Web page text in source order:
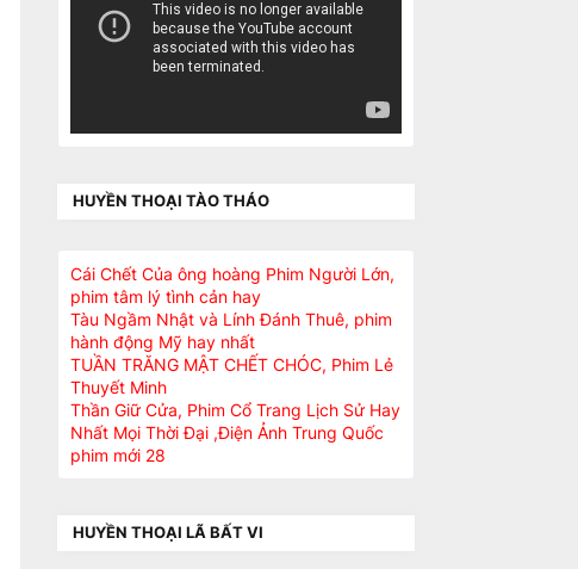
HUYỀN THOẠI TÀO THÁO
Cái Chết Của ông hoàng Phim Người Lớn,
phim tâm lý tình cản hay
Tàu Ngầm Nhật và Lính Đánh Thuê, phim
hành động Mỹ hay nhất
TUẦN TRĂNG MẬT CHẾT CHÓC, Phim Lẻ
Thuyết Minh
Thần Giữ Cửa, Phim Cổ Trang Lịch Sử Hay
Nhất Mọi Thời Đại ,Điện Ảnh Trung Quốc
phim mới 28
HUYỀN THOẠI LÃ BẤT VI